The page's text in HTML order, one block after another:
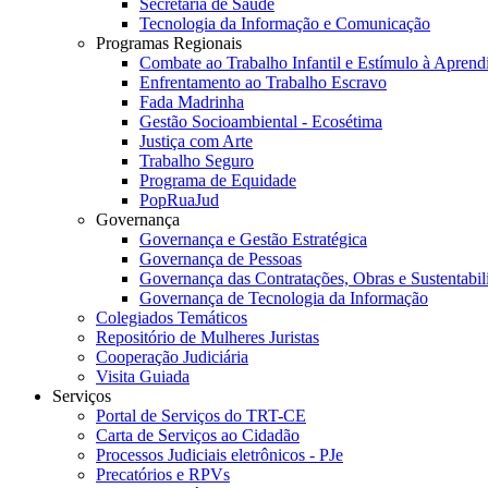
Secretaria de Saúde
Tecnologia da Informação e Comunicação
Programas Regionais
Combate ao Trabalho Infantil e Estímulo à
Enfrentamento ao Trabalho Escravo
Fada Madrinha
Gestão Socioambiental - Ecosétima
Justiça com Arte
Trabalho Seguro
Programa de Equidade
PopRuaJud
Governança
Governança e Gestão Estratégica
Governança de Pessoas
Governança das Contratações, Obras e
Governança de Tecnologia da Informação
Colegiados Temáticos
Repositório de Mulheres Juristas
Cooperação Judiciária
Visita Guiada
Serviços
Portal de Serviços do TRT-CE
Carta de Serviços ao Cidadão
Processos Judiciais eletrônicos - PJe
Precatórios e RPVs